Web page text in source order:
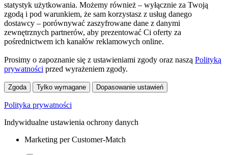
statystyk użytkowania. Możemy również – wyłącznie za Twoją
zgodą i pod warunkiem, że sam korzystasz z usług danego
dostawcy – porównywać zaszyfrowane dane z danymi
zewnętrznych partnerów, aby prezentować Ci oferty za
pośrednictwem ich kanałów reklamowych online.
Prosimy o zapoznanie się z ustawieniami zgody oraz naszą Polityką
prywatności przed wyrażeniem zgody.
Zgoda Tylko wymagane Dopasowanie ustawień
Polityka prywatności
Indywidualne ustawienia ochrony danych
Marketing per Customer-Match